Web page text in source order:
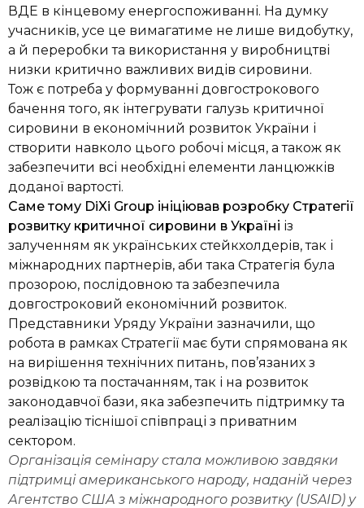
ВДЕ в кінцевому енергоспоживанні. На думку
учасників, усе це вимагатиме не лише видобутку,
а й переробки та використання у виробництві
низки критично важливих видів сировини.
Тож є потреба у формуванні довгострокового
бачення того, як інтегрувати галузь критичної
сировини в економічний розвиток України і
створити навколо цього робочі місця, а також як
забезпечити всі необхідні елементи ланцюжків
доданої вартості.
Саме тому DiXi Group ініціював розробку Стратегії
розвитку критичної сировини в Україні із
залученням як українських стейкхолдерів, так і
міжнародних партнерів, аби така Стратегія була
прозорою, послідовною та забезпечила
довгостроковий економічний розвиток.
Представники Уряду України зазначили, що
робота в рамках Стратегії має бути спрямована як
на вирішення технічних питань, пов’язаних з
розвідкою та постачанням, так і на розвиток
законодавчої бази, яка забезпечить підтримку та
реалізацію тіснішої співпраці з приватним
сектором.
Організація семінару стала можливою завдяки
підтримці американського народу, наданій через
Агентство США з міжнародного розвитку (USAID) у